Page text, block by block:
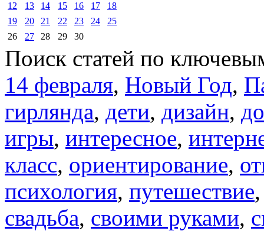
12
13 14 15 16 17
18
19
20 21 22 23 24
25
26
27 28 29 30
Поиск статей по
14 февраля, Новый Год,
гирлянда, дети, дизайн,
игры, интересное,
класс, ориентирование,
психология, путешествие
свадьба, своими руками,